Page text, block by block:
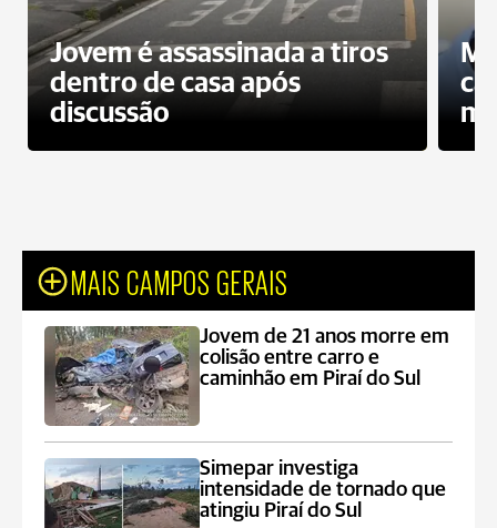
Jovem é assassinada a tiros
dentro de casa após
discussão
MAIS CAMPOS GERAIS
Jovem de 21 anos morre em
colisão entre carro e
caminhão em Piraí do Sul
Simepar investiga
intensidade de tornado que
atingiu Piraí do Sul